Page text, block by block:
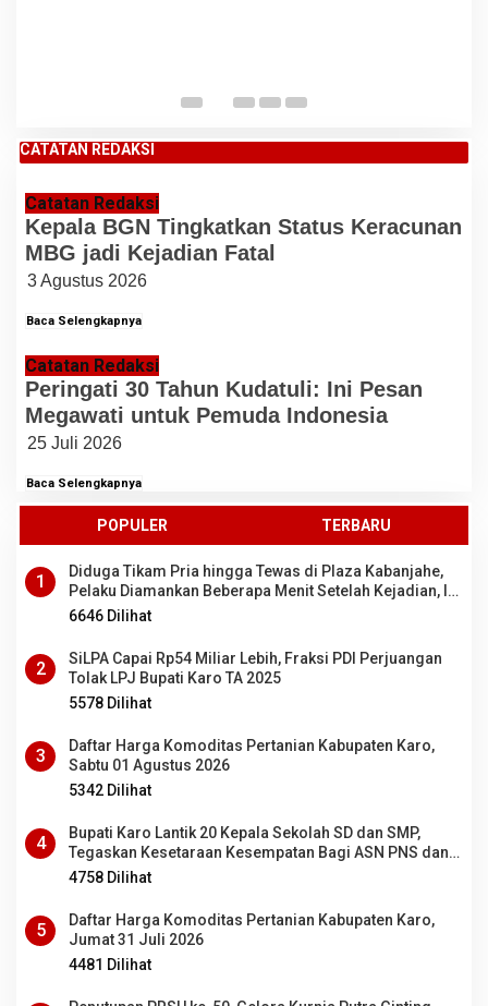
CATATAN REDAKSI
Catatan Redaksi
Kepala BGN Tingkatkan Status Keracunan
MBG jadi Kejadian Fatal
3 Agustus 2026
Baca Selengkapnya
Catatan Redaksi
Peringati 30 Tahun Kudatuli: Ini Pesan
Megawati untuk Pemuda Indonesia
25 Juli 2026
Baca Selengkapnya
POPULER TERBARU
1
Diduga Tikam Pria hingga Tewas di Plaza Kabanjahe,
Pelaku Diamankan Beberapa Menit Setelah Kejadian, Ini
Motifnya
6646 Dilihat
2
SiLPA Capai Rp54 Miliar Lebih, Fraksi PDI Perjuangan
Tolak LPJ Bupati Karo TA 2025
5578 Dilihat
3
Daftar Harga Komoditas Pertanian Kabupaten Karo,
Sabtu 01 Agustus 2026
5342 Dilihat
4
Bupati Karo Lantik 20 Kepala Sekolah SD dan SMP,
Tegaskan Kesetaraan Kesempatan Bagi ASN PNS dan
PPPK
4758 Dilihat
5
Daftar Harga Komoditas Pertanian Kabupaten Karo,
Jumat 31 Juli 2026
4481 Dilihat